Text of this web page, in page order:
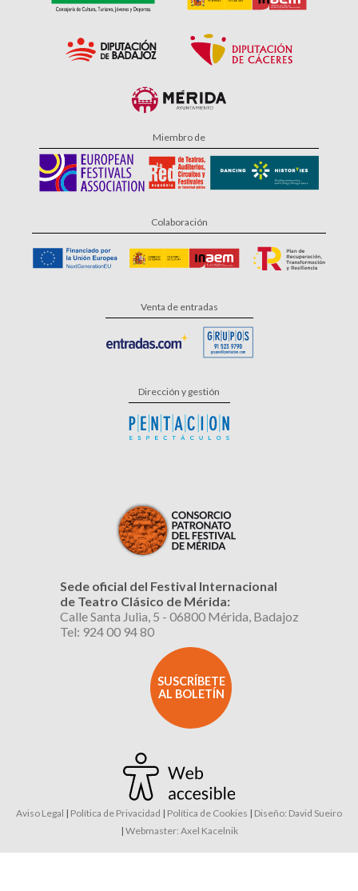
Miembro de
Colaboración
Venta de entradas
Dirección y gestión
Sede oficial del Festival Internacional
de Teatro Clásico de Mérida:
Calle Santa Julia, 5 - 06800 Mérida, Badajoz
Tel: 924 00 94 80
SUSCRÍBETE
AL BOLETÍN
Aviso Legal | Política de Privacidad | Política de Cookies | Diseño: David Sueiro
| Webmaster: Axel Kacelnik